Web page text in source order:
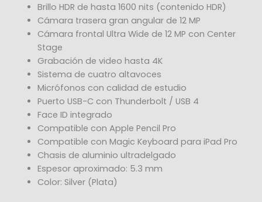
Brillo HDR de hasta 1600 nits (contenido HDR)
Cámara trasera gran angular de 12 MP
Cámara frontal Ultra Wide de 12 MP con Center
Stage
Grabación de video hasta 4K
Sistema de cuatro altavoces
Micrófonos con calidad de estudio
Puerto USB-C con Thunderbolt / USB 4
Face ID integrado
Compatible con Apple Pencil Pro
Compatible con Magic Keyboard para iPad Pro
Chasis de aluminio ultradelgado
Espesor aproximado: 5.3 mm
Color: Silver (Plata)